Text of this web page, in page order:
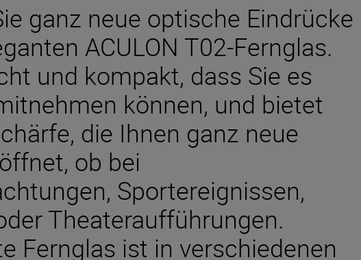
ganz neue optische Eindrücke
ACULON T02-Fernglas.
und kompakt, dass Sie es
können, und bietet
die Ihnen ganz neue
ob bei
Sportereignissen,
Theateraufführungen.
Fernglas ist in verschiedenen